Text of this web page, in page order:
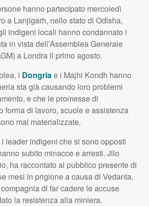
hanno partecipato mercoledì
a Lanjigarh, nello stato di Odisha,
indigeni locali hanno condannato i
in vista dell’Assemblea Generale
) a Londra il primo agosto.
i Dongria e i Majhi Kondh hanno
sta già causando loro problemi
e che le promesse di
forma di lavoro, scuole e assistenza
mai materializzate.
leader indigeni che si sono opposti
subito minacce e arresti. Jilo
ha raccontato al pubblico presente di
mesi in prigione a causa di Vedanta,
di far cadere le accuse
la resistenza alla miniera.